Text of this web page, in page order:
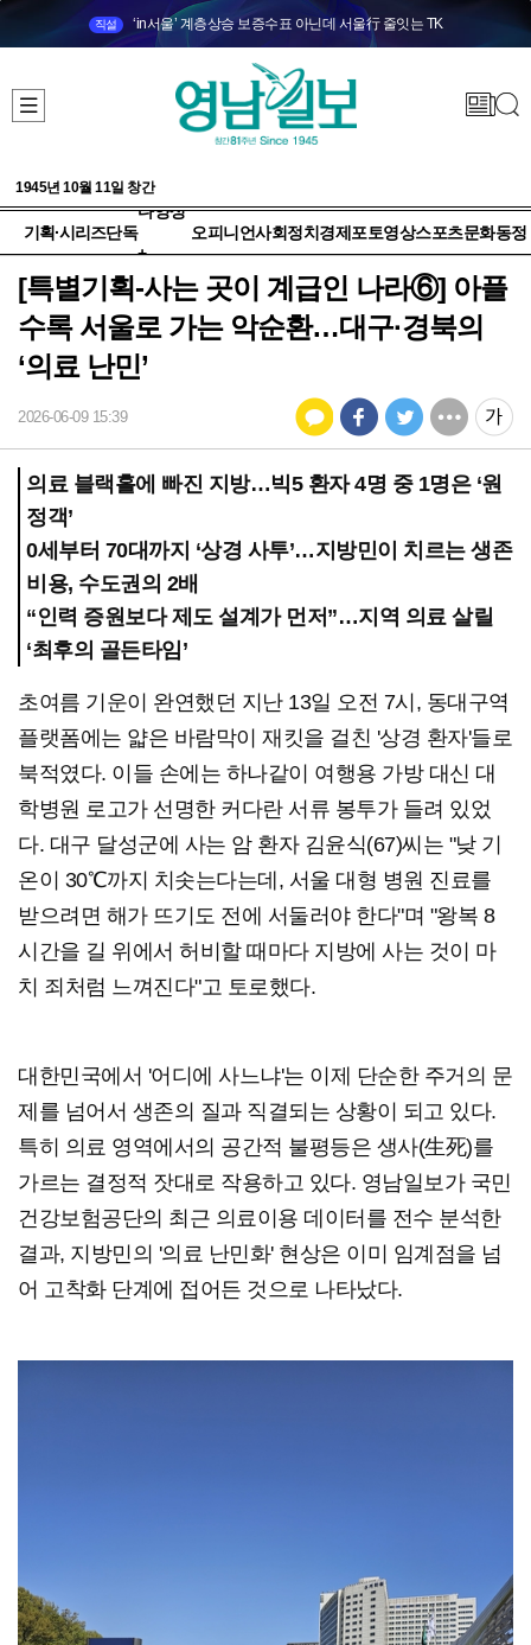
직설 ‘in서울’ 계층상승 보증수표 아닌데 서울行 줄잇는 TK
1945년 10월 11일 창간
기획·시리즈단독
다양성
+
오피니언사회정치 경제 포토영상스포츠문화동정
[특별기획-사는 곳이 계급인 나라⑥] 아플
수록 서울로 가는 악순환…대구·경북의
‘의료 난민’
2026-06-09 15:39
의료 블랙홀에 빠진 지방…빅5 환자 4명 중 1명은 ‘원
정객’
0세부터 70대까지 ‘상경 사투’…지방민이 치르는 생존
비용, 수도권의 2배
“인력 증원보다 제도 설계가 먼저”…지역 의료 살릴
‘최후의 골든타임’
초여름 기운이 완연했던 지난 13일 오전 7시, 동대구역
플랫폼에는 얇은 바람막이 재킷을 걸친 '상경 환자'들로
북적였다. 이들 손에는 하나같이 여행용 가방 대신 대
학병원 로고가 선명한 커다란 서류 봉투가 들려 있었
다. 대구 달성군에 사는 암 환자 김윤식(67)씨는 "낮 기
온이 30℃까지 치솟는다는데, 서울 대형 병원 진료를
받으려면 해가 뜨기도 전에 서둘러야 한다"며 "왕복 8
시간을 길 위에서 허비할 때마다 지방에 사는 것이 마
치 죄처럼 느껴진다"고 토로했다.
대한민국에서 '어디에 사느냐'는 이제 단순한 주거의 문
제를 넘어서 생존의 질과 직결되는 상황이 되고 있다.
특히 의료 영역에서의 공간적 불평등은 생사(生死)를
가르는 결정적 잣대로 작용하고 있다. 영남일보가 국민
건강보험공단의 최근 의료이용 데이터를 전수 분석한
결과, 지방민의 '의료 난민화' 현상은 이미 임계점을 넘
어 고착화 단계에 접어든 것으로 나타났다.